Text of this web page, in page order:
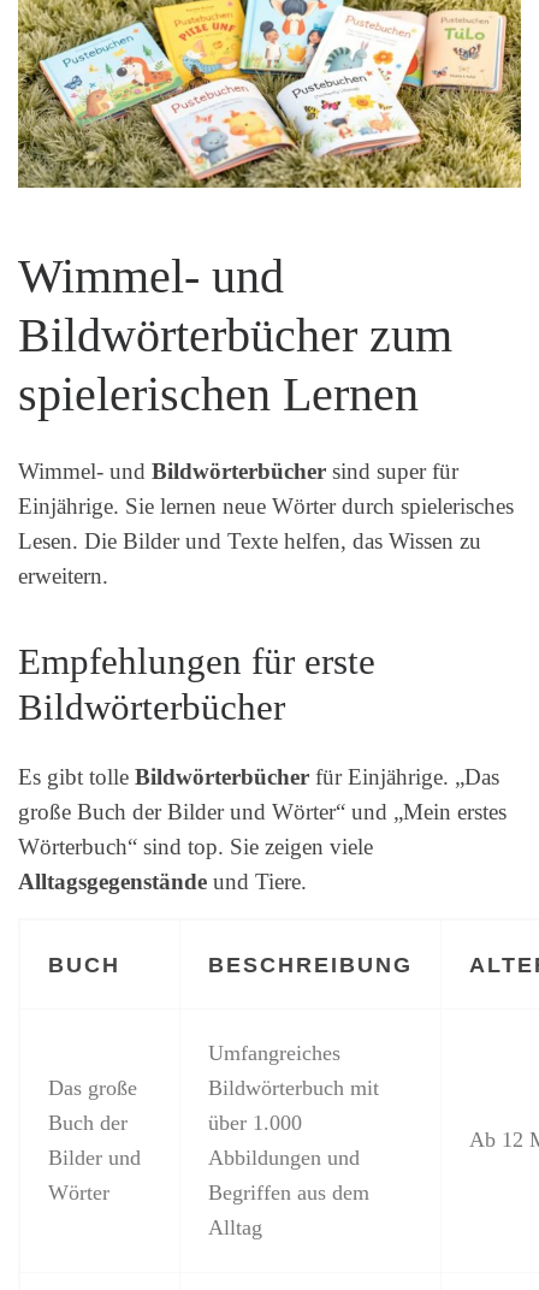
Wimmel- und
Bildwörterbücher zum
spielerischen Lernen
Wimmel- und Bildwörterbücher sind super für
Einjährige. Sie lernen neue Wörter durch spielerisches
Lesen. Die Bilder und Texte helfen, das Wissen zu
erweitern.
Empfehlungen für erste
Bildwörterbücher
Es gibt tolle Bildwörterbücher für Einjährige. „Das
große Buch der Bilder und Wörter“ und „Mein erstes
Wörterbuch“ sind top. Sie zeigen viele
Alltagsgegenstände und Tiere.
BUCH BESCHREIBUNG
Das große
Buch der
Bilder und
Wörter
Umfangreiches
Bildwörterbuch mit
über 1.000
Abbildungen und
Begriffen aus dem
Alltag
Ab 12